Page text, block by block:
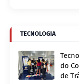
TECNOLOGIA
do
de